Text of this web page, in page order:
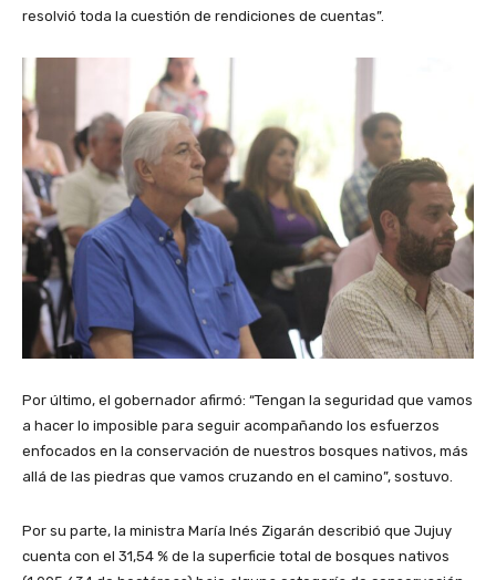
resolvió toda la cuestión de rendiciones de cuentas”.
Por último, el gobernador afirmó: “Tengan la seguridad que vamos
a hacer lo imposible para seguir acompañando los esfuerzos
enfocados en la conservación de nuestros bosques nativos, más
allá de las piedras que vamos cruzando en el camino”, sostuvo.
Por su parte, la ministra María Inés Zigarán describió que Jujuy
cuenta con el 31,54 % de la superficie total de bosques nativos